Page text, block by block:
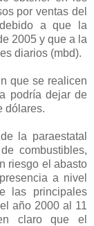
por ventas del
a que la
2005 y que a la
diarios (mbd).
que se realicen
podría dejar de
dólares.
la paraestatal
combustibles,
riesgo el abasto
a nivel
las principales
año 2000 al 11
claro que el